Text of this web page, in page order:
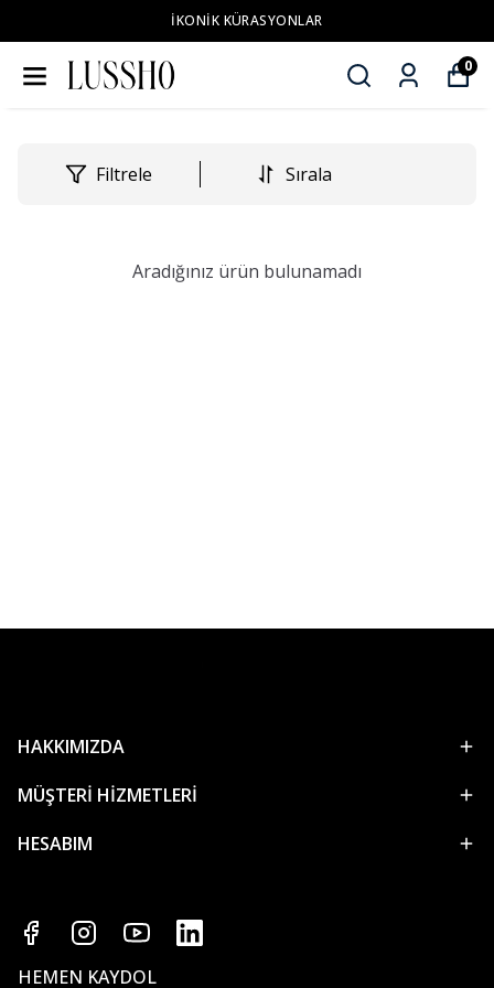
İKONİK KÜRASYONLAR
0
Filtrele Sırala
Aradığınız ürün bulunamadı
HAKKIMIZDA
MÜŞTERİ HİZMETLERİ
HESABIM
HEMEN KAYDOL